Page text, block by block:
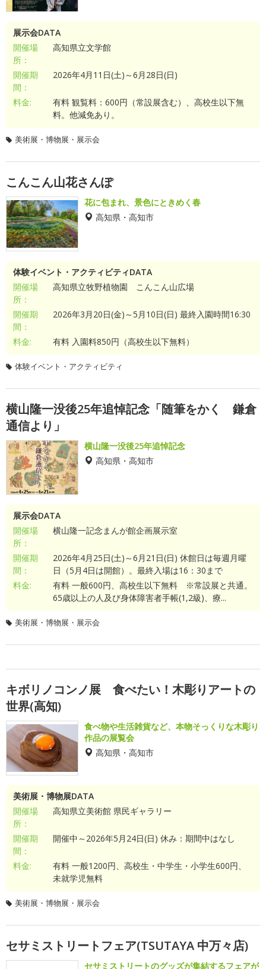
展示会DATA
開催場
所：
高知県立文学館
開催期
間：
2026年4月11日(土)～6月28日(日)
料金:
有料 観覧料：600円（常設展含む）、高校生以下無
料。他減免あり。
美術展・博物展・展示会
こんこん山花さんぽ
花に包まれ、景色にときめく春
高知県・高知市
体験イベント・アクティビティDATA
開催場
所：
高知県立牧野植物園 こんこん山広場
開催期
間：
2026年3月20日(金)～5月10日(日) 最終入園時間16:30
料金: 有料 入園料850円（高校生以下無料）
体験イベント・アクティビティ
横山隆一没後25年追悼記念「随筆をかく 鎌倉
通信より」
横山隆一没後25年追悼記念
高知県・高知市
展示会DATA
開催場
所：
横山隆一記念まんが館企画展示室
開催期
間：
2026年4月25日(土)～6月21日(日) 休館日は毎週月曜
日（5月4日は開館）。最終入場は16：30まで
料金:
有料 一般600円、高校生以下無料 ※常設展と共通。
65歳以上の人及び身体障害者手帳(1,2級)、療...
美術展・博物展・展示会
キボリノコンノ展 食べたい！木彫りアートの
世界(高知)
食べ物や生活雑貨など、本物そっくりな木彫り
作品の展覧会
高知県・高知市
美術展・博物展DATA
開催場
所：
高知県立美術館 県民ギャラリー
開催期
間：
開催中～2026年5月24日(日) 休み：期間中はなし
料金:
有料 一般1200円、高校生・中学生・小学生600円、
未就学児無料
美術展・博物展・展示会
セサミストリートフェア(TSUTAYA 中万々店)
セサミストリートのグッズが集結するフェアが